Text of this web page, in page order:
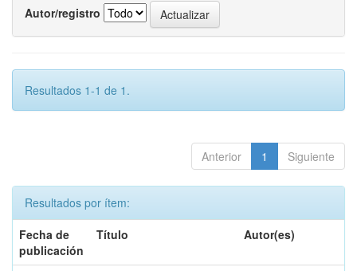
Autor/registro
Resultados 1-1 de 1.
Anterior 1 Siguiente
Resultados por ítem:
Fecha de
publicación
Título Autor(es)